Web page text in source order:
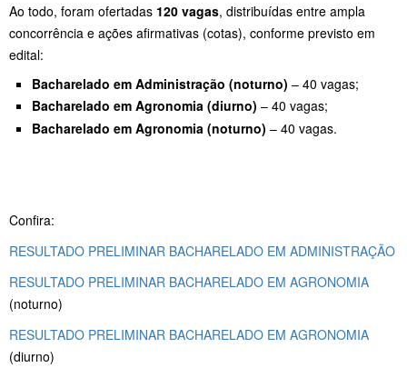
Ao todo, foram ofertadas 120 vagas, distribuídas entre ampla
concorrência e ações afirmativas (cotas), conforme previsto em
edital:
Bacharelado em Administração (noturno) – 40 vagas;
Bacharelado em Agronomia (diurno) – 40 vagas;
Bacharelado em Agronomia (noturno) – 40 vagas.
Confira:
RESULTADO PRELIMINAR BACHARELADO EM ADMINISTRAÇÃO
RESULTADO PRELIMINAR BACHARELADO EM AGRONOMIA
(noturno)
RESULTADO PRELIMINAR BACHARELADO EM AGRONOMIA
(diurno)